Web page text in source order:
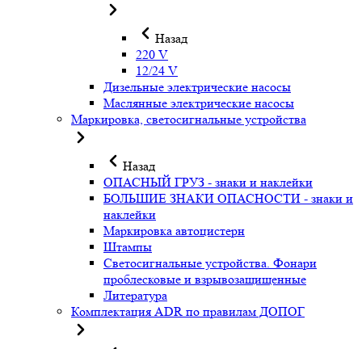
Назад
220 V
12/24 V
Дизельные электрические насосы
Маслянные электрические насосы
Маркировка, светосигнальные устройства
Назад
ОПАСНЫЙ ГРУЗ - знаки и наклейки
БОЛЬШИЕ ЗНАКИ ОПАСНОСТИ - знаки и
наклейки
Маркировка автоцистерн
Штампы
Светосигнальные устройства. Фонари
проблесковые и взрывозащищенные
Литература
Комплектация ADR по правилам ДОПОГ